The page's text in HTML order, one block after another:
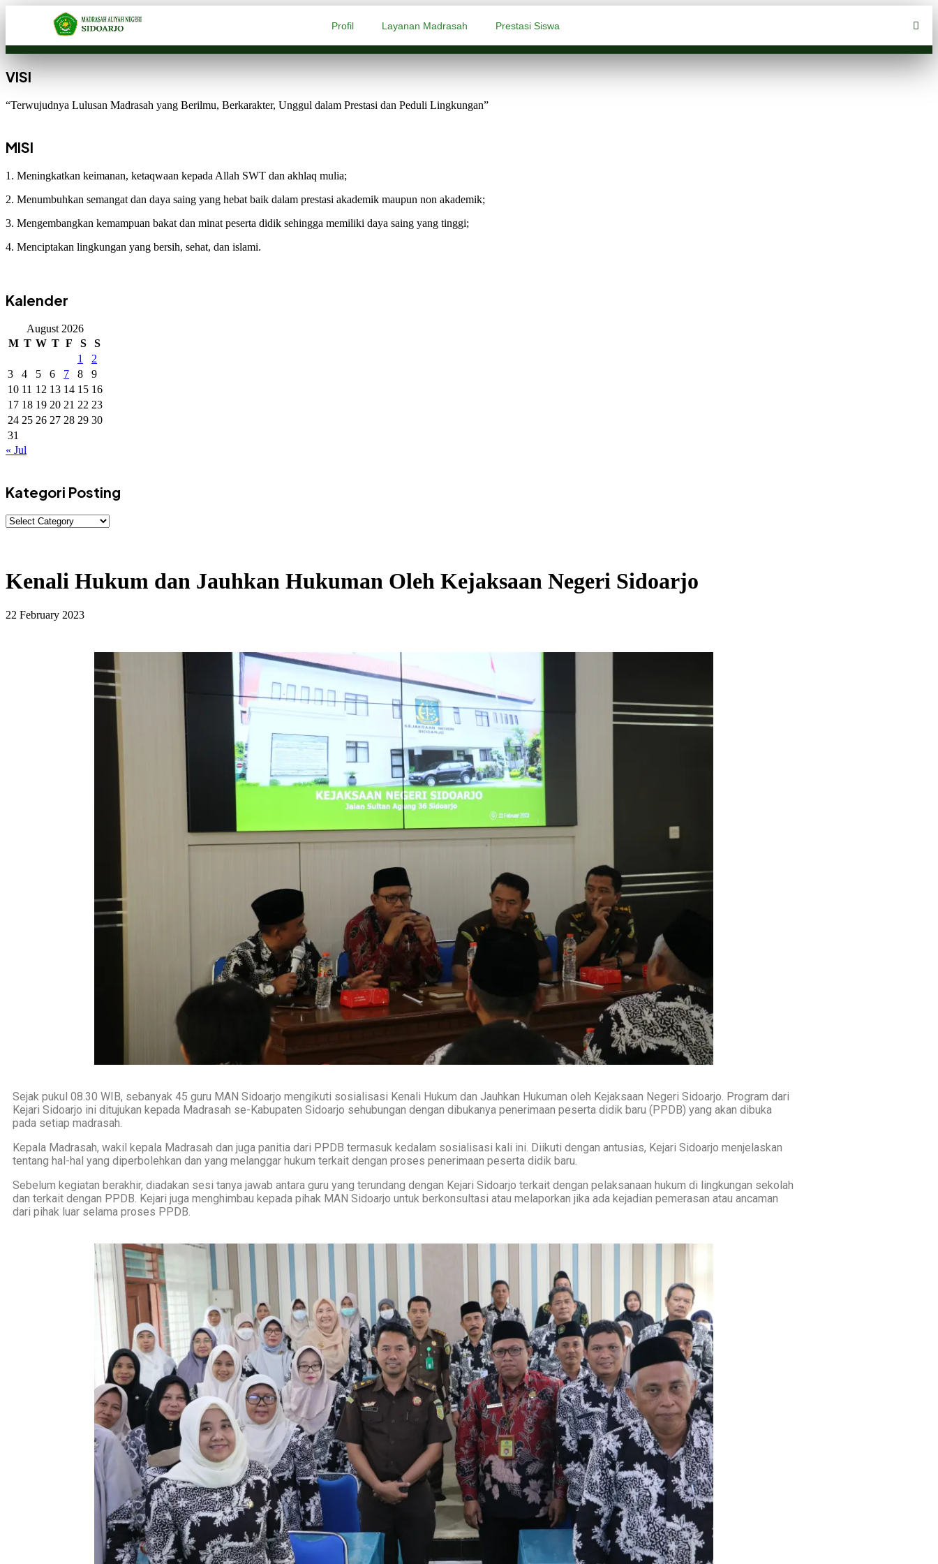
Profil Layanan Madrasah Prestasi Siswa
VISI
“Terwujudnya Lulusan Madrasah yang Berilmu, Berkarakter, Unggul dalam Prestasi dan Peduli Lingkungan”
MISI
1. Meningkatkan keimanan, ketaqwaan kepada Allah SWT dan akhlaq mulia;
2. Menumbuhkan semangat dan daya saing yang hebat baik dalam prestasi akademik maupun non akademik;
3. Mengembangkan kemampuan bakat dan minat peserta didik sehingga memiliki daya saing yang tinggi;
4. Menciptakan lingkungan yang bersih, sehat, dan islami.
Kalender
August 2026
M T W T F S
S
1
2
3
4 5 6 7 8
9
10 11 12 13 14 15 16
17 18 19 20 21 22 23
24 25 26 27 28 29 30
31
« Jul
Kategori Posting
Kenali Hukum dan Jauhkan Hukuman Oleh Kejaksaan Negeri Sidoarjo
22 February 2023
Sejak pukul 08.30 WIB, sebanyak 45 guru MAN Sidoarjo mengikuti sosialisasi Kenali Hukum dan Jauhkan Hukuman oleh Kejaksaan Negeri Sidoarjo. Program dari
Kejari Sidoarjo ini ditujukan kepada Madrasah se-Kabupaten Sidoarjo sehubungan dengan dibukanya penerimaan peserta didik baru (PPDB) yang akan dibuka
pada setiap madrasah.
Kepala Madrasah, wakil kepala Madrasah dan juga panitia dari PPDB termasuk kedalam sosialisasi kali ini. Diikuti dengan antusias, Kejari Sidoarjo menjelaskan
tentang hal-hal yang diperbolehkan dan yang melanggar hukum terkait dengan proses penerimaan peserta didik baru.
Sebelum kegiatan berakhir, diadakan sesi tanya jawab antara guru yang terundang dengan Kejari Sidoarjo terkait dengan pelaksanaan hukum di lingkungan sekolah
dan terkait dengan PPDB. Kejari juga menghimbau kepada pihak MAN Sidoarjo untuk berkonsultasi atau melaporkan jika ada kejadian pemerasan atau ancaman
dari pihak luar selama proses PPDB.